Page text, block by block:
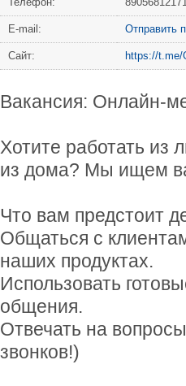
Е-mail: Отправить
Сайт: https://t.me/
Вакансия: Онлайн-
Хотите работать из
из дома? Мы ищем
Что вам предстоит
Общаться с
наших продуктах.
Использовать
общения.
Отвечать на
звонков!)